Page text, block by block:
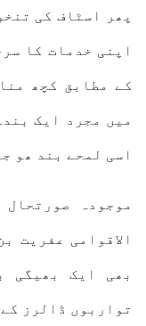
پھر اسٹاف کی
اپنی خدمات کا
کے مطابق کچھ
میں مجرد ایک
اسی لمحے بند ھو
موجودہ
الاقوامی عفریت
بھی ایک بھیگی
تواربوں ڈالرز